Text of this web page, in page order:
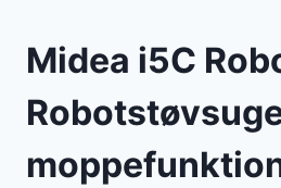
Midea i5C